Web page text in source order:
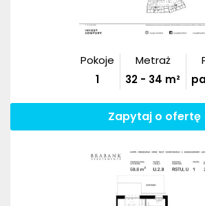
Pokoje
1
Metraż
32 - 34 m²
Zapytaj o ofertę